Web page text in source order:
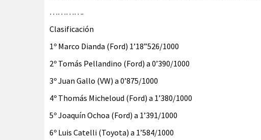
………….
Clasificación
1º Marco Dianda (Ford) 1’18”526/1000
2º Tomás Pellandino (Ford) a 0’390/1000
3º Juan Gallo (VW) a 0’875/1000
4º Thomás Micheloud (Ford) a 1’380/1000
5º Joaquín Ochoa (Ford) a 1’391/1000
6º Luis Catelli (Toyota) a 1’584/1000